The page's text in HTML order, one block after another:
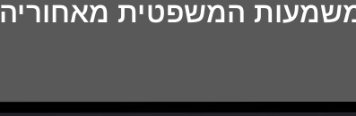
המשפטית מאחוריה